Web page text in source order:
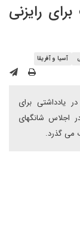
رایزنی
آسیا و آفریقا
یادداشتی برای
اجلاس شانگهای
می گذرد.